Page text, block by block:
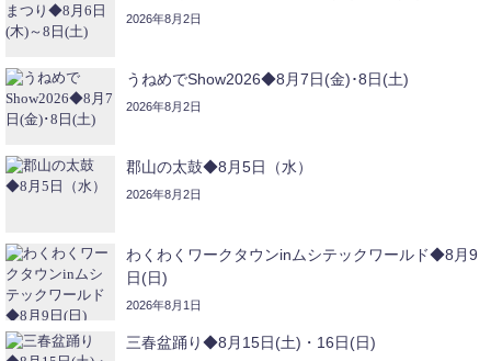
2026年8月2日
うねめでShow2026◆8月7日(金)･8日(土)
2026年8月2日
郡山の太鼓◆8月5日（水）
2026年8月2日
わくわくワークタウンinムシテックワールド◆8月9
日(日)
2026年8月1日
三春盆踊り◆8月15日(土)・16日(日)